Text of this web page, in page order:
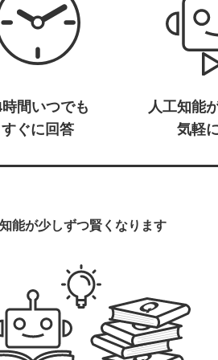
間いつでも
すぐに回答
人工知能
気軽
能が少しずつ賢くなります